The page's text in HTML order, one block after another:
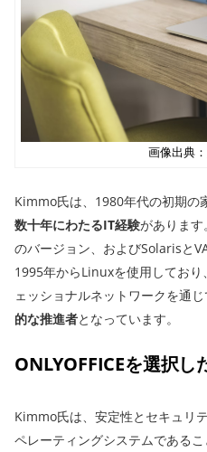
画像出典：
Kimmo氏は、1980年代の初期の
数十年にわたるIT経験がありま
のバージョン、およびSolarisと
1995年からLinuxを使用してお
ェッショナルネットワークを通じ
的な推進者となっています。
ONLYOFFICEを選択し
Kimmo氏は、安定性とセキュリ
ペレーティングシステムである